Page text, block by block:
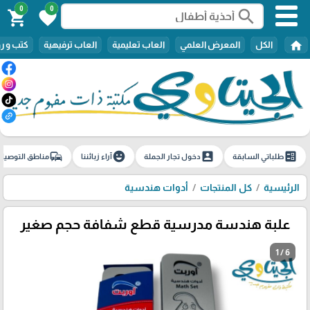
search
0
favorite
0
shopping_cart
home الكل المعرض العلمي العاب تعليمية العاب ترفيهية كتب و
ballotطلباتي السابقة account_boxدخول تجار الجملة emoji_emotionsآراء زبائننا commuteمناطق
الرئيسية كل المنتجات أدوات هندسية
علبة هندسة مدرسية قطع شفافة حجم صغير
1 / 6